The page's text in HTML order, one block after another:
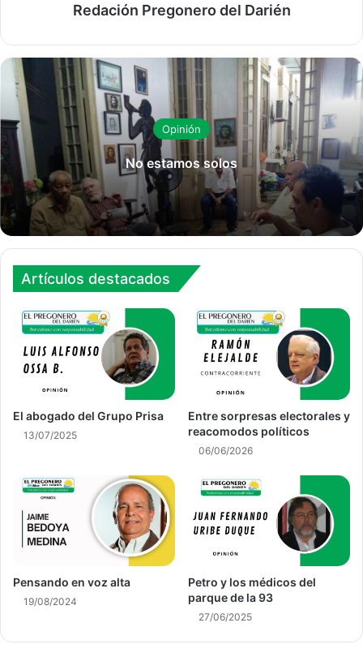
Redación Pregonero del Darién
Opinión
No estamos solos
Artículos destacados
El abogado del Grupo Prisa
13/07/2025
Entre sorpresas electorales y
reacomodos políticos
06/06/2026
Pensando en voz alta
19/08/2024
Petro y los médicos del
parque de la 93
27/06/2025